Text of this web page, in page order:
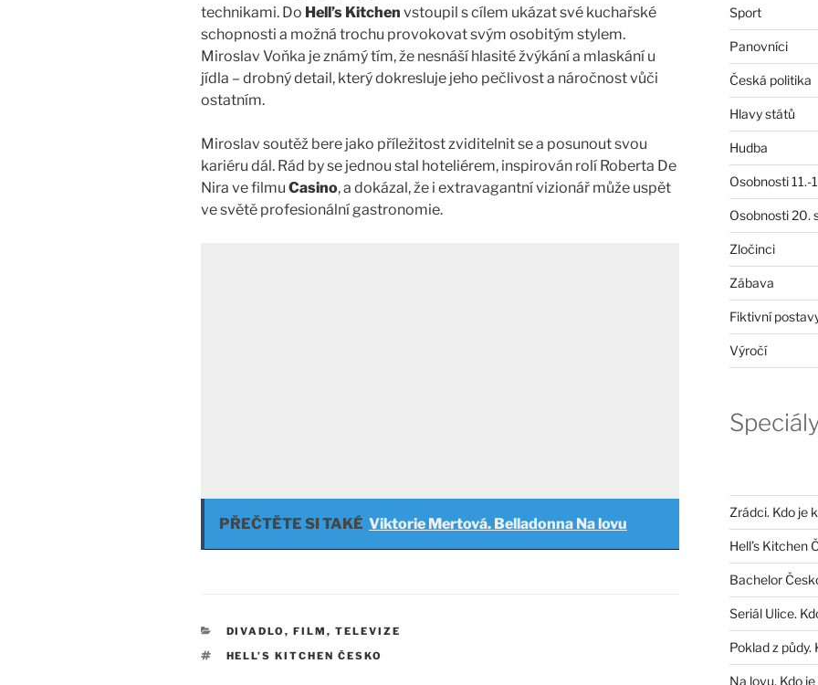
technikami. Do Hell’s Kitchen vstoupil s cílem ukázat své kuchařské
schopnosti a možná trochu provokovat svým osobitým stylem.
Miroslav Voňka je známý tím, že nesnáší hlasité žvýkání a mlaskání u
jídla – drobný detail, který dokresluje jeho pečlivost a náročnost vůči
ostatním.
Miroslav soutěž bere jako příležitost zviditelnit se a posunout svou
kariéru dál. Rád by se jednou stal hoteliérem, inspirován rolí Roberta De
Nira ve filmu Casino, a dokázal, že i extravagantní vizionář může uspět
ve světě profesionální gastronomie.
PŘEČTĚTE SI TAKÉ Viktorie Mertová. Belladonna Na lovu
RUBRIKY
DIVADLO, FILM, TELEVIZE
ŠTÍTKY
HELL’S KITCHEN ČESKO
Sport
Panovníci
Česká politika
Hlavy států
Hudba
Osobnosti 11.-
Osobnosti 20.
Zločinci
Zábava
Fiktivní
Výročí
Zrádci. Kdo je
Hell’s Kitchen
Bachelor
Seriál Ulice.
Poklad z půdy.
Na lovu. Kdo